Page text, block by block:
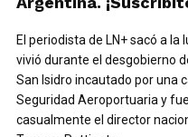
El periodista de LN+ sacó a
vivió durante el desgobierno
San Isidro incautado por una
Seguridad Aeroportuaria y
casualmente el director